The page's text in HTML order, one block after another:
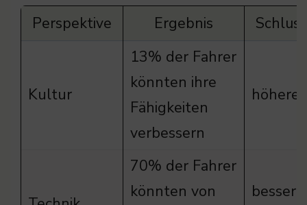
Perspektive Ergebnis
Kultur
13% der Fahrer
könnten ihre
Fähigkeiten
verbessern
höhere
70% der Fahrer
könnten von
bessere